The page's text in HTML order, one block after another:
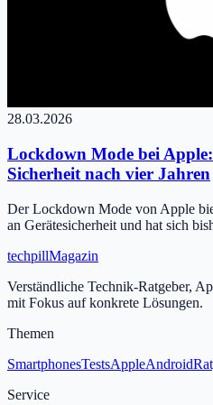
28.03.2026
Lockdown Mode bei
Sicherheit nach vier Jahren
Der Lockdown Mode von Apple
an Gerätesicherheit und hat sich
techpillMagazin
Verständliche Technik-Ratgeber,
mit Fokus auf konkrete Lösungen.
Themen
SmartphonesTestsAppleAndroid
Service